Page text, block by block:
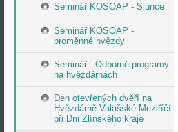
Seminář KOSOAP - Slunce
Seminář KOSOAP -
proměnné hvězdy
Seminář - Odborné programy
na hvězdárnách
Den otevřených dvěří na
Hvězdárně Valašské Meziříčí
při Dni Zlínského kraje